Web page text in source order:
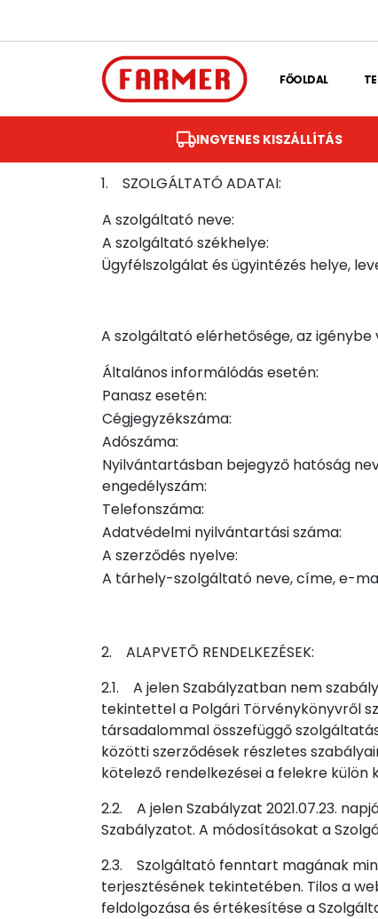
FŐOLDAL
INGYENES KISZÁLLÍTÁS
1. SZOLGÁLTATÓ ADATAI:
A szolgáltató neve:
A szolgáltató székhelye:
Ügyfélszolgálat és ügyintézés helye,
A szolgáltató elérhetősége, az
Általános informálódás esetén:
Panasz esetén:
Cégjegyzékszáma:
Adószáma:
Nyilvántartásban bejegyző hatóság
engedélyszám:
Telefonszáma:
Adatvédelmi nyilvántartási száma:
A szerződés nyelve:
A tárhely-szolgáltató neve, címe, e-
2. ALAPVETŐ RENDELKEZÉSEK:
2.1. A jelen Szabályzatban nem
tekintettel a Polgári Törvénykönyvről
társadalommal összefüggő
közötti szerződések részletes
kötelező rendelkezései a felekre külön
2.2. A jelen Szabályzat 2021.07.23.
Szabályzatot. A módosításokat a
2.3. Szolgáltató fenntart magának
terjesztésének tekintetében. Tilos a
feldolgozása és értékesítése a